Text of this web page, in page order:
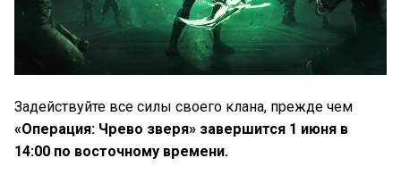
Задействуйте все силы своего клана, прежде чем
«Операция: Чрево зверя» завершится 1 июня в
14:00 по восточному времени.